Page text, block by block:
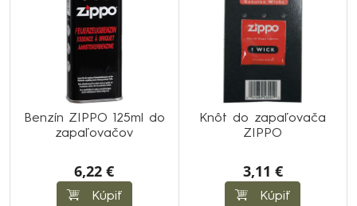
Benzín ZIPPO 125ml do
zapaľovačov
6,22 €
Kúpiť
Knôt do zapaľovača
ZIPPO
3,11 €
Kúpiť